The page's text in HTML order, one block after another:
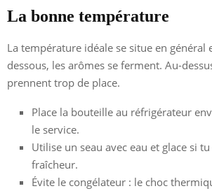
La bonne température
La température idéale se situe en général
dessous, les arômes se ferment. Au-
prennent trop de place.
Place la bouteille au réfrigérateur
le service.
Utilise un seau avec eau et glace si
fraîcheur.
Évite le congélateur : le choc